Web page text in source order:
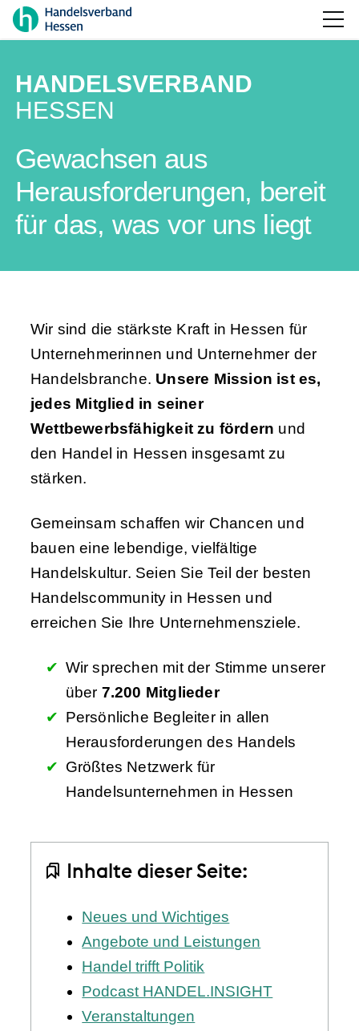
HANDELSVERBAND
HESSEN
Gewachsen aus
Herausforderungen, bereit
für das, was vor uns liegt
Wir sind die stärkste Kraft in Hessen für
Unternehmerinnen und Unternehmer der
Handelsbranche. Unsere Mission ist es,
jedes Mitglied in seiner
Wettbewerbsfähigkeit zu fördern und
den Handel in Hessen insgesamt zu
stärken.
Gemeinsam schaffen wir Chancen und
bauen eine lebendige, vielfältige
Handelskultur. Seien Sie Teil der besten
Handelscommunity in Hessen und
erreichen Sie Ihre Unternehmensziele.
Wir sprechen mit der Stimme unserer
über 7.200 Mitglieder
Persönliche Begleiter in allen
Herausforderungen des Handels
Größtes Netzwerk für
Handelsunternehmen in Hessen
Inhalte dieser Seite:
Neues und Wichtiges
Angebote und Leistungen
Handel trifft Politik
Podcast HANDEL.INSIGHT
Veranstaltungen